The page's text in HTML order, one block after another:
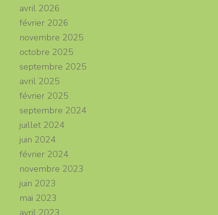
avril 2026
février 2026
novembre 2025
octobre 2025
septembre 2025
avril 2025
février 2025
septembre 2024
juillet 2024
juin 2024
février 2024
novembre 2023
juin 2023
mai 2023
avril 2023